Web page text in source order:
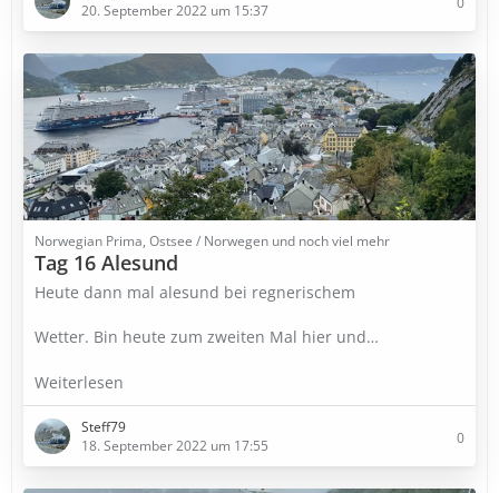
20. September 2022 um 15:37
Norwegian Prima, Ostsee / Norwegen und noch viel mehr
Tag 16 Alesund
Heute dann mal alesund bei regnerischem
Wetter. Bin heute zum zweiten Mal hier und…
Weiterlesen
Steff79
18. September 2022 um 17:55
0